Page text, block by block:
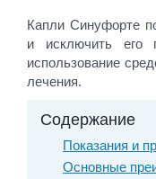
Капли Синуфорте
и исключить его
использование
лечения.
Содержание
Показания и
Основные